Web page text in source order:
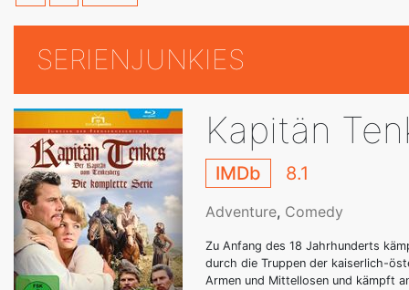
SERIENJUNKIES
Kapitän
IMDb 8.1
Adventure, Comedy
Zu Anfang des 18 Jahrhunderts
durch die Truppen der kaiserlich-
Armen und Mittellosen und kämpft